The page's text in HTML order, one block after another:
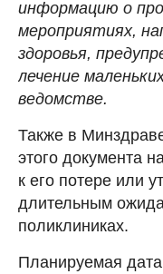
информацию о
мероприятиях,
здоровья,
лечение
ведомстве.
Также в
этого документа
к его потере или
длительным
поликлиниках.
Планируемая